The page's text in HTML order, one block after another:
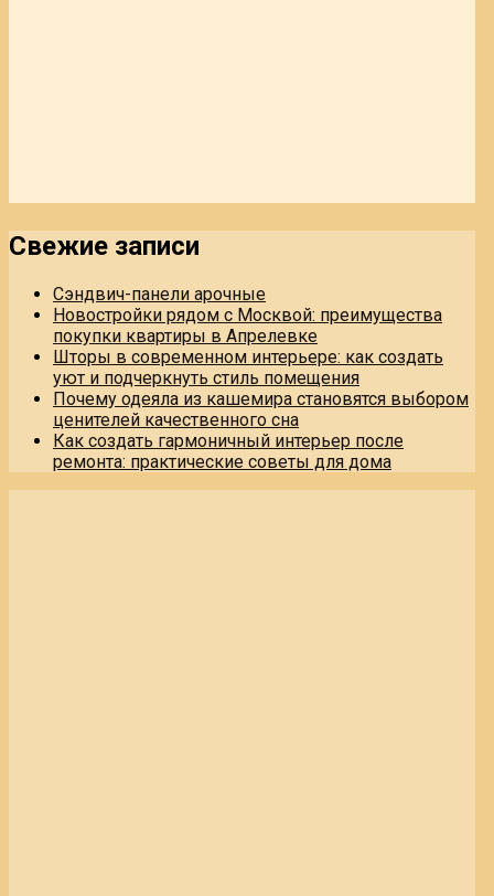
Свежие записи
Сэндвич-панели арочные
Новостройки рядом с Москвой: преимущества
покупки квартиры в Апрелевке
Шторы в современном интерьере: как создать
уют и подчеркнуть стиль помещения
Почему одеяла из кашемира становятся выбором
ценителей качественного сна
Как создать гармоничный интерьер после
ремонта: практические советы для дома